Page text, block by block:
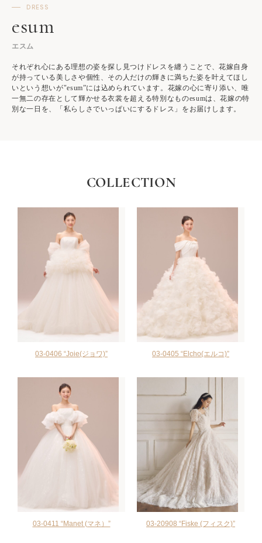
DRESS
esum
エスム
それぞれ心にある理想の姿を探し見つけドレスを纏うことで、花嫁自身
が持っている美しさや個性、その人だけの輝きに満ちた姿を叶えてほし
いという想いが"esum”には込められています。花嫁の心に寄り添い、唯
一無二の存在として輝かせる衣裳を超える特別なものesumは、花嫁の特
別な一日を、「私らしさでいっぱいにするドレス」をお届けします。
COLLECTION
03-0406 “Joie(ジョワ)” 03-0405 “Elcho(エルコ)”
03-0411 “Manet (マネ）” 03-20908 “Fiske (フィスク)”